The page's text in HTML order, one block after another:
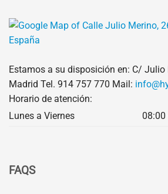
Estamos a su disposición en: C/ Julio
Madrid Tel. 914 757 770 Mail:
Horario de atención:
Lunes a Viernes
FAQS